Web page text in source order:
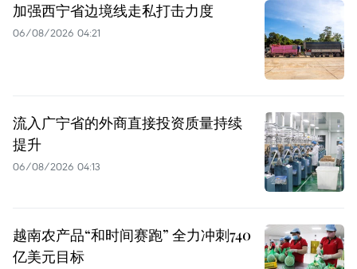
加强西宁省边境线走私打击力度
06/08/2026 04:21
流入广宁省的外商直接投资质量持续
提升
06/08/2026 04:13
越南农产品“和时间赛跑” 全力冲刺740
亿美元目标